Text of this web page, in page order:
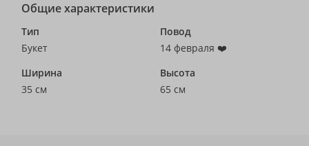
Общие характеристики
Тип
Букет
Повод
14 февраля ❤️
Ширина
35 см
Высота
65 см